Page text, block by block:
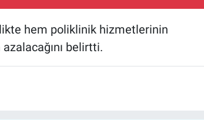
hem poliklinik hizmetlerinin
azalacağını belirtti.